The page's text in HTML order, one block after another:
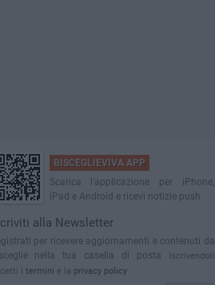
BISCEGLIEVIVA APP
Scarica l'applicazione per iPhone,
iPad e Android e ricevi notizie push
alla Newsletter
per ricevere aggiornamenti e contenuti da
nella tua casella di posta
Iscrivendoti
i termini e la privacy policy